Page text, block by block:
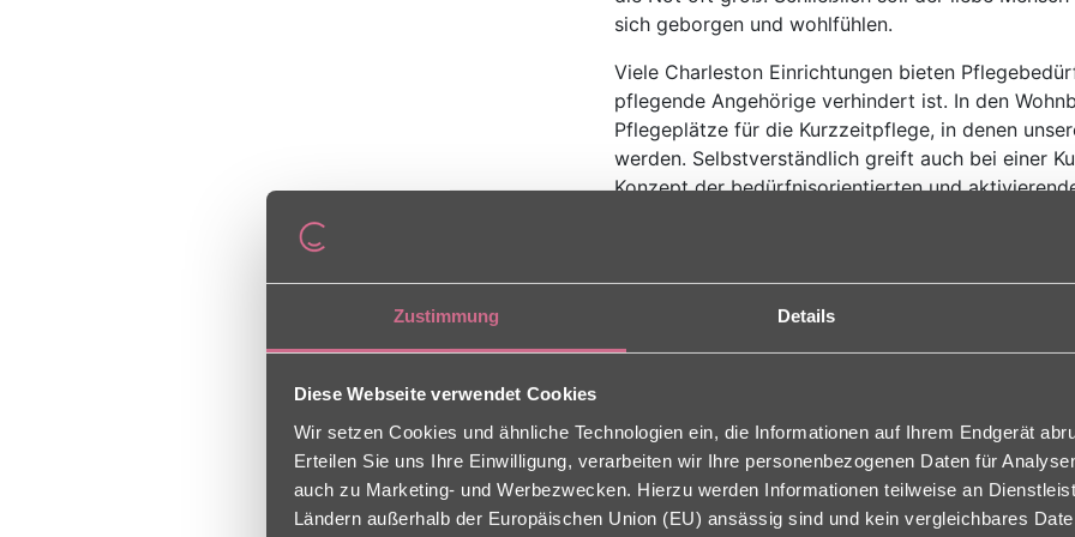
Zustimmung Details
Diese Webseite verwendet Cookies
Wir setzen Cookies und ähnliche Technologien ein, die Informationen auf Ihrem Endgerät
Erteilen Sie uns Ihre Einwilligung, verarbeiten wir Ihre personenbezogenen Daten für
auch zu Marketing- und Werbezwecken. Hierzu werden Informationen teilweise an
Ländern außerhalb der Europäischen Union (EU) ansässig sind und kein vergleichbares
sich geborgen und wohlfühlen.
Viele Charleston Einrichtungen bieten
pflegende Angehörige verhindert ist. In den
Pflegeplätze für die Kurzzeitpflege, in denen
werden. Selbstverständlich greift auch bei einer
Konzept der bedürfnisorientierten und
zu kurz gekommen sind oder einfach mal wieder
und die Kinder haben.
In einigen unserer Seniorenzentren wurden dafür
Verhinderungspflege eingerichtet. Hier wird eine